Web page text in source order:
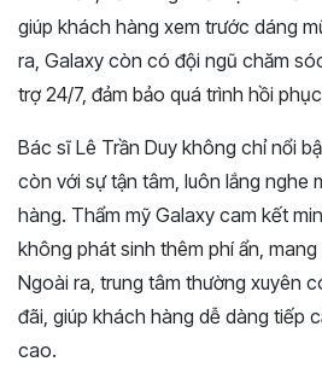
giúp khách hàng xem trước dáng
ra, Galaxy còn có đội ngũ chăm
trợ 24/7, đảm bảo quá trình hồi
Bác sĩ Lê Trần Duy không chỉ nổi
còn với sự tận tâm, luôn lắng nghe
hàng. Thẩm mỹ Galaxy cam kết
không phát sinh thêm phí ẩn,
Ngoài ra, trung tâm thường xuyên
đãi, giúp khách hàng dễ dàng tiếp
cao.